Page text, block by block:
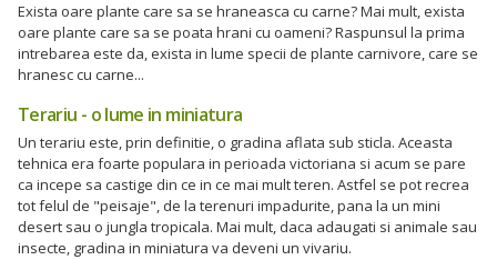
Exista oare plante care sa se hraneasca cu carne? Mai mult, exista
oare plante care sa se poata hrani cu oameni? Raspunsul la prima
intrebarea este da, exista in lume specii de plante carnivore, care se
hranesc cu carne...
Terariu - o lume in miniatura
Un terariu este, prin definitie, o gradina aflata sub sticla. Aceasta
tehnica era foarte populara in perioada victoriana si acum se pare
ca incepe sa castige din ce in ce mai mult teren. Astfel se pot recrea
tot felul de "peisaje", de la terenuri impadurite, pana la un mini
desert sau o jungla tropicala. Mai mult, daca adaugati si animale sau
insecte, gradina in miniatura va deveni un vivariu.